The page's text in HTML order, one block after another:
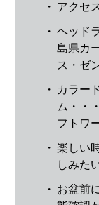
・ アクセ
・ ヘッド
島県カ
ス・ゼ
・
カラー
ム・・
フトワ
・ 楽しい
しみた
・ お盆前